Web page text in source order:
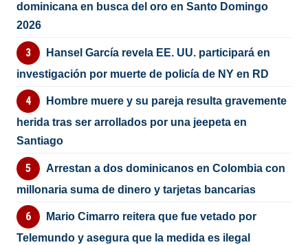
dominicana en busca del oro en Santo Domingo
2026
Hansel García revela EE. UU. participará en
investigación por muerte de policía de NY en RD
Hombre muere y su pareja resulta gravemente
herida tras ser arrollados por una jeepeta en
Santiago
Arrestan a dos dominicanos en Colombia con
millonaria suma de dinero y tarjetas bancarias
Mario Cimarro reitera que fue vetado por
Telemundo y asegura que la medida es ilegal